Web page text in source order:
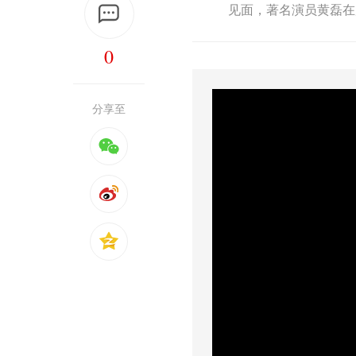
0
分享至
见面，著名演员黄磊